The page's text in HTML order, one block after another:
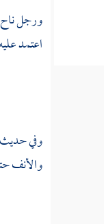
ورجل ناح
اعتمد
وفي حديث
والأنف